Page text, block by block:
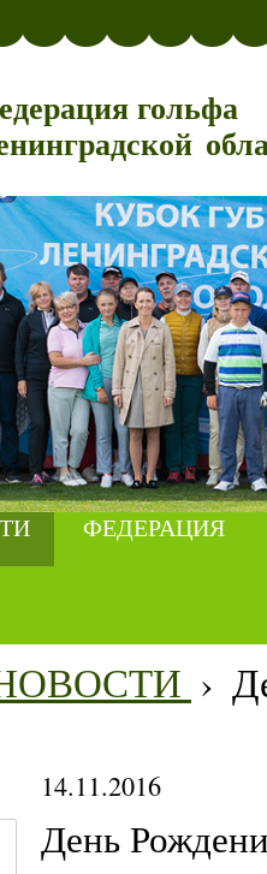
гольфа
ФЕДЕРАЦИЯ
›
14.11.2016
День